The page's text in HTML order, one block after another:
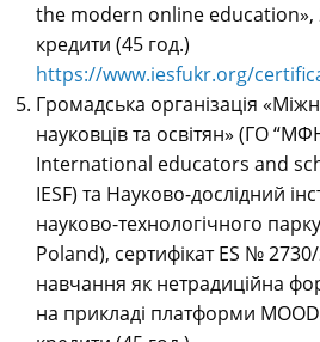
the modern online education»,
кредити (45 год.)
https://www.iesfukr.org/
Громадська організація
науковців та освітян» (ГО
International educators and
IESF) та Науково-дослідний
науково-технологічного
Poland), сертифікат ES №
навчання як нетрадиційна
на прикладі платформи